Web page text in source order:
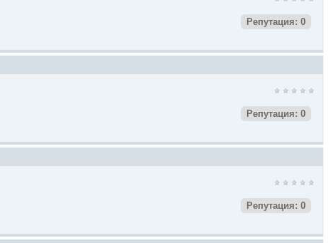
Репутация: 0
Репутация: 0
Репутация: 0